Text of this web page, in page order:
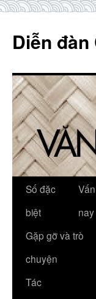
content
Diễn
Số đặc
biệt
nay
Gặp gỡ và trò
chuyện
Tác